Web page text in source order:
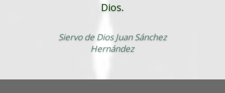
Dios.
Siervo de Dios Juan Sánchez
Hernández